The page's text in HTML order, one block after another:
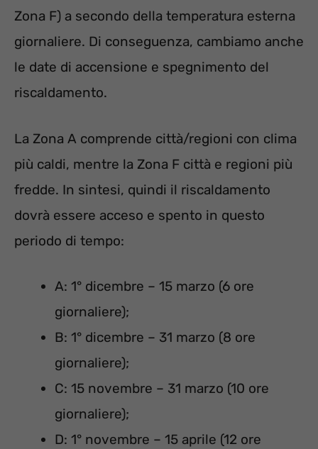
Zona F) a secondo della temperatura esterna
giornaliere. Di conseguenza, cambiamo anche
le date di accensione e spegnimento del
riscaldamento.
La Zona A comprende città/regioni con clima
più caldi, mentre la Zona F città e regioni più
fredde. In sintesi, quindi il riscaldamento
dovrà essere acceso e spento in questo
periodo di tempo:
A: 1° dicembre – 15 marzo (6 ore
giornaliere);
B: 1° dicembre – 31 marzo (8 ore
giornaliere);
C: 15 novembre – 31 marzo (10 ore
giornaliere);
D: 1° novembre – 15 aprile (12 ore